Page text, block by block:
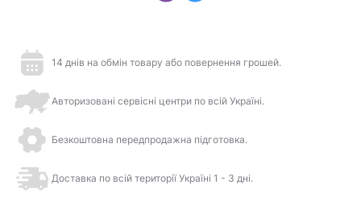
14 днів на обмін товару або повернення грошей.
Авторизовані сервісні центри по всій Україні.
Безкоштовна передпродажна підготовка.
Доставка по всій території Україні 1 - 3 дні.